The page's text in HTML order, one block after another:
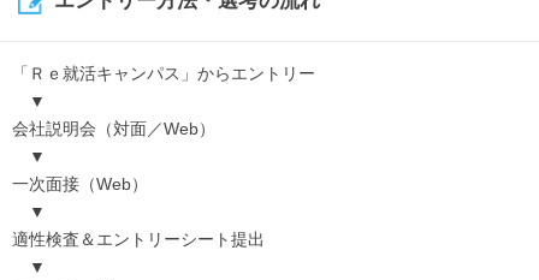
「Ｒｅ就活キャンパス」からエントリー
▼
会社説明会（対面／Web）
▼
一次面接（Web）
▼
適性検査＆エントリーシート提出
▼